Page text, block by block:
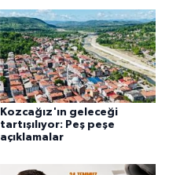
Kozcağız'ın geleceği
tartışılıyor: Peş peşe
açıklamalar